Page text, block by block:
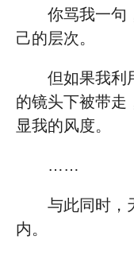
你骂我一句
己的层次。
但如果我利
的镜头下被带走
显我的风度。
……
与此同时，
内。